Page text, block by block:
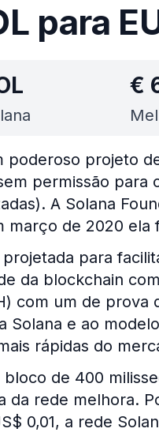
para
€
poderoso projeto
permissão para
A Solana
março de 2020 ela
projetada para
da blockchain
com um de prova
Solana e ao
rápidas do
de 400
da rede melhora.
0,01, a rede